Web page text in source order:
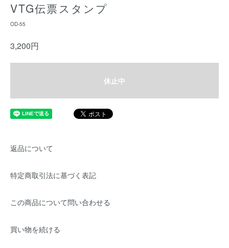
VTG伝票スタンプ
OD-55
3,200円
休止中
返品について
特定商取引法に基づく表記
この商品について問い合わせる
買い物を続ける